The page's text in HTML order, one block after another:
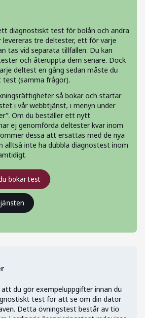
diagnostiskt test för bolån och andra
tre deltester, ett för varje
tas vid separata tillfällen. Du kan
och återuppta dem senare. Dock
deltest en gång sedan måste du
(samma frågor).
så bokar och startar
i vår webbtjänst, i menyn under
Om du beställer ett nytt
ej genomförda deltester kvar inom
dessa att ersättas med de nya
alltså inte ha dubbla diagnostest inom
bokar test
du gör exempeluppgifter innan du
test för att se om din dator
Detta övningstest består av tio